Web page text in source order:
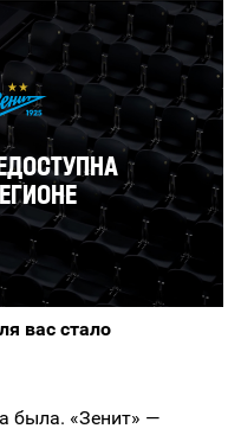
вас стало
была. «Зенит» —